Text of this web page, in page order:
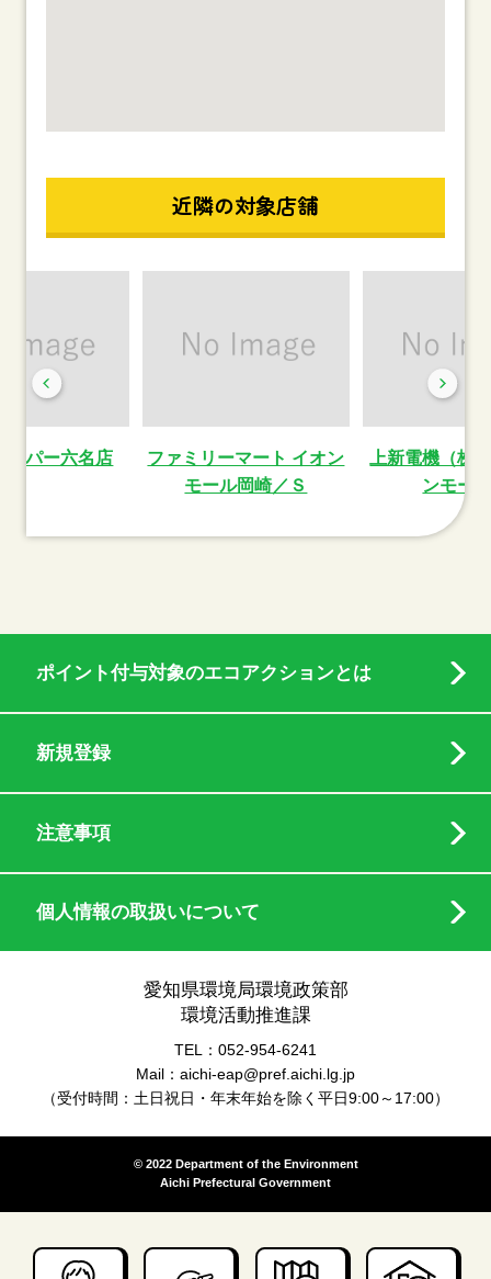
近隣の対象店舗
ーパー六名店
ファミリーマート イオン
モール岡崎／Ｓ
上新電機（株
ンモー
ポイント付与対象のエコアクションとは
新規登録
注意事項
個人情報の取扱いについて
愛知県環境局環境政策部
環境活動推進課
TEL：052-954-6241
Mail：aichi-eap@pref.aichi.lg.jp
（受付時間：土日祝日・年末年始を除く平日9:00～17:00）
© 2022 Department of the Environment
Aichi Prefectural Government